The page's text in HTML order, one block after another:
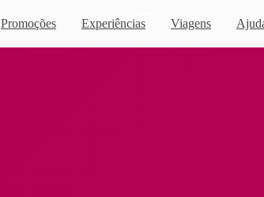
Promoções Experiências Viagens